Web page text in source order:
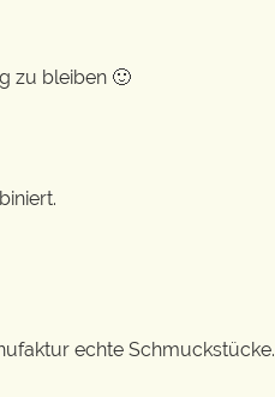
zu bleiben 🙂
echte Schmuckstücke.